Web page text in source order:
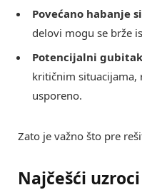
Povećano habanje
delovi mogu se brže
Potencijalni
kritičnim situacijama,
usporeno.
Zato je važno što pre
Najčešći